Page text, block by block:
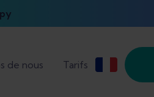
de nous Tarifs